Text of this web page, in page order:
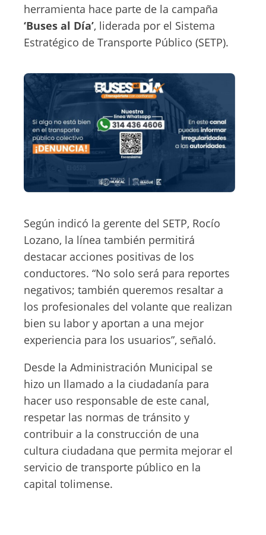
herramienta hace parte de la campaña
‘Buses al Día’, liderada por el Sistema
Estratégico de Transporte Público (SETP).
Según indicó la gerente del SETP, Rocío
Lozano, la línea también permitirá
destacar acciones positivas de los
conductores. “No solo será para reportes
negativos; también queremos resaltar a
los profesionales del volante que realizan
bien su labor y aportan a una mejor
experiencia para los usuarios”, señaló.
Desde la Administración Municipal se
hizo un llamado a la ciudadanía para
hacer uso responsable de este canal,
respetar las normas de tránsito y
contribuir a la construcción de una
cultura ciudadana que permita mejorar el
servicio de transporte público en la
capital tolimense.